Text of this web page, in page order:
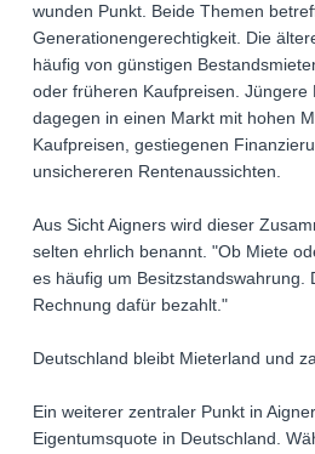
wunden Punkt. Beide Themen
Generationengerechtigkeit. Die
häufig von günstigen
oder früheren Kaufpreisen. Jüngere
dagegen in einen Markt mit hohen
Kaufpreisen, gestiegenen
unsichereren Rentenaussichten.
Aus Sicht Aigners wird dieser
selten ehrlich benannt. "Ob Miete
es häufig um Besitzstandswahrung.
Rechnung dafür bezahlt."
Deutschland bleibt Mieterland und
Ein weiterer zentraler Punkt in
Eigentumsquote in Deutschland.